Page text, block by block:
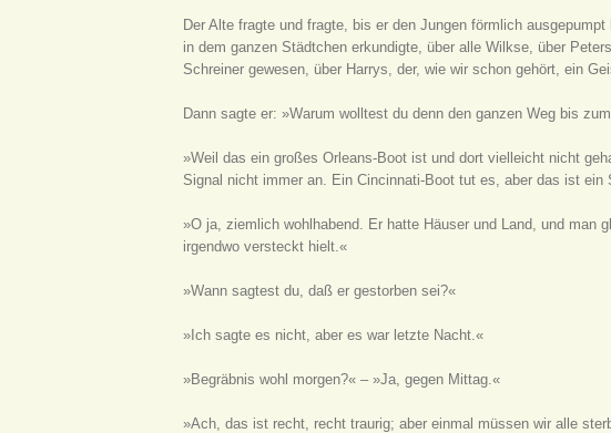
Der Alte fragte und fragte, bis er den Jungen förmlich
in dem ganzen Städtchen erkundigte, über alle Wilkse, über
Schreiner gewesen, über Harrys, der, wie wir schon gehört, ein
Dann sagte er: »Warum wolltest du denn den ganzen Weg bis
»Weil das ein großes Orleans-Boot ist und dort vielleicht nicht
Signal nicht immer an. Ein Cincinnati-Boot tut es, aber das ist
»O ja, ziemlich wohlhabend. Er hatte Häuser und Land, und man
irgendwo versteckt hielt.«
»Wann sagtest du, daß er gestorben sei?«
»Ich sagte es nicht, aber es war letzte Nacht.«
»Begräbnis wohl morgen?« – »Ja, gegen Mittag.«
»Ach, das ist recht, recht traurig; aber einmal müssen wir alle